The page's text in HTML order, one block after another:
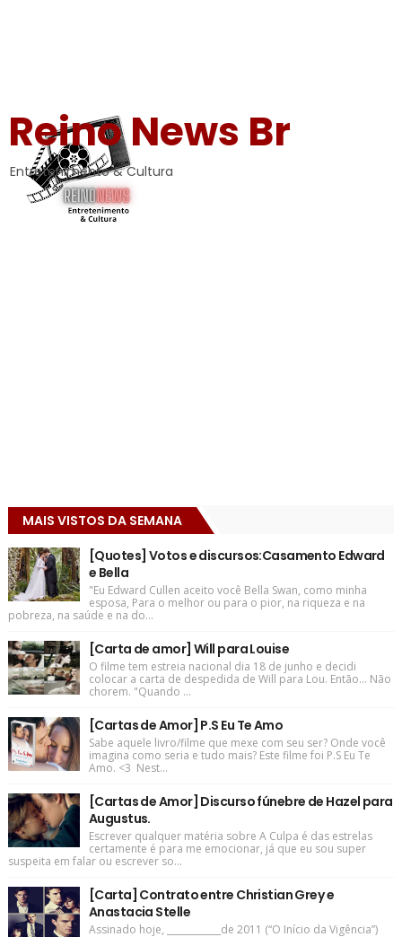
Reino News Br
Entretenimento & Cultura
MAIS VISTOS DA SEMANA
[Quotes] Votos e discursos:Casamento Edward
e Bella
"Eu Edward Cullen aceito você Bella Swan, como minha
esposa, Para o melhor ou para o pior, na riqueza e na
pobreza, na saúde e na do...
[Carta de amor] Will para Louise
O filme tem estreia nacional dia 18 de junho e decidi
colocar a carta de despedida de Will para Lou. Então... Não
chorem. "Quando ...
[Cartas de Amor] P.S Eu Te Amo
Sabe aquele livro/filme que mexe com seu ser? Onde você
imagina como seria e tudo mais? Este filme foi P.S Eu Te
Amo. <3 Nest...
[Cartas de Amor] Discurso fúnebre de Hazel para
Augustus.
Escrever qualquer matéria sobre A Culpa é das estrelas
certamente é para me emocionar, já que eu sou super
suspeita em falar ou escrever so...
[Carta] Contrato entre Christian Grey e
Anastacia Stelle
Assinado hoje, ____________de 2011 (“O Início da Vigência”)